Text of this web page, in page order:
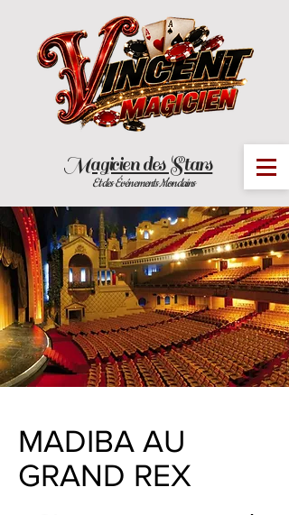
Magicien des Stars
Et des Événements Mondains
MENU
MADIBA AU
GRAND REX